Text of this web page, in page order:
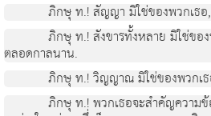
ภิกษุ ท.! สัญญา มิใชของพวกเธอ
ภิกษุ ท.! สังขารทั้งหลาย มิใชของ
ตลอดกาลนาน.
ภิกษุ ท.! วิญญาณ มิใชของพวกเ
ภิกษุ ท.! พวกเธอจะสําคัญความข